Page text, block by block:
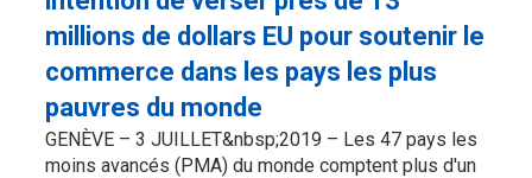
millions de dollars EU pour soutenir le
commerce dans les pays les plus
pauvres du monde
GENÈVE – 3 JUILLET&nbsp;2019 – Les 47 pays les
moins avancés (PMA) du monde comptent plus d'un